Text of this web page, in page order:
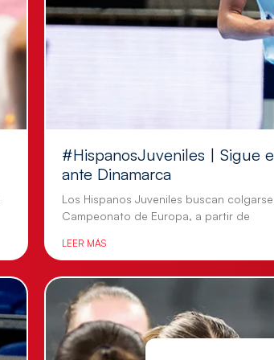
#HispanosJuveniles | Sigue
ante Dinamarca
Los Hispanos Juveniles buscan
Campeonato de Europa, a partir de
LEER MÁS